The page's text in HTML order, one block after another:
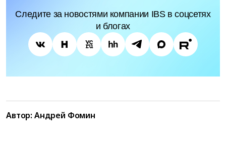
Следите за новостями компании IBS в соцсетях
и блогах
Автор: Андрей Фомин